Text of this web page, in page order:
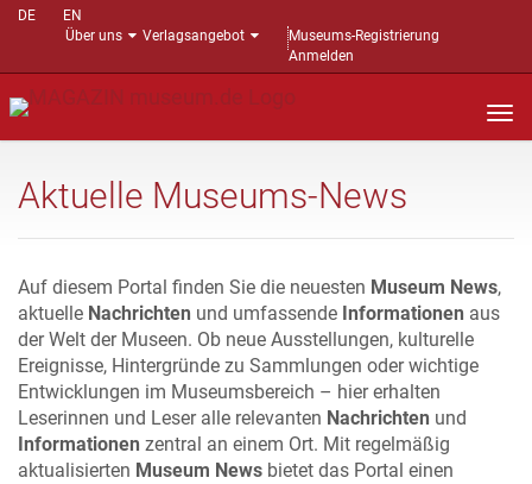
DE
EN
Über uns
Verlagsangebot
Museums-Registrierung
Anmelden
Aktuelle Museums-News
Auf diesem Portal finden Sie die neuesten Museum News,
aktuelle Nachrichten und umfassende Informationen aus
der Welt der Museen. Ob neue Ausstellungen, kulturelle
Ereignisse, Hintergründe zu Sammlungen oder wichtige
Entwicklungen im Museumsbereich – hier erhalten
Leserinnen und Leser alle relevanten Nachrichten und
Informationen zentral an einem Ort. Mit regelmäßig
aktualisierten Museum News bietet das Portal einen